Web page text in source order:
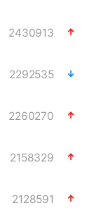
2430913
2292535
2260270
2158329
2128591